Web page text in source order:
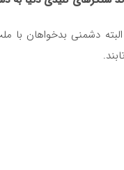
دشمنی بدخواهان با